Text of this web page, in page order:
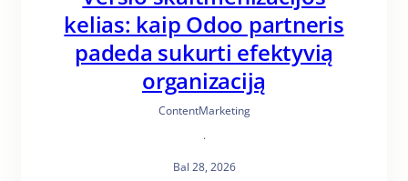
kelias: kaip Odoo partneris
padeda sukurti efektyvią
organizaciją
ContentMarketing
·
Bal 28, 2026